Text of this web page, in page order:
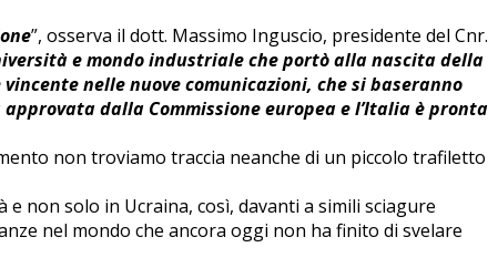
”, osserva il dott. Massimo Inguscio, presidente del Cnr.
e mondo industriale che portò alla nascita della
nelle nuove comunicazioni, che si baseranno
dalla Commissione europea e l’Italia è pronta
non troviamo traccia neanche di un piccolo trafiletto
non solo in Ucraina, così, davanti a simili sciagure
nel mondo che ancora oggi non ha finito di svelare